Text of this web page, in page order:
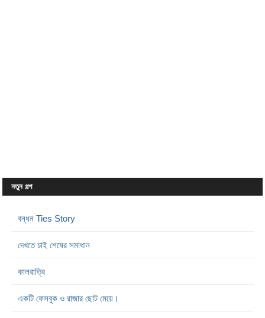
নতুন গল্প
বন্ধন Ties Story
দেখতে চাই শেষের সমাধান
কালরাত্রি
একটি ফেসবুক ও রাজার ছোট মেয়ে।